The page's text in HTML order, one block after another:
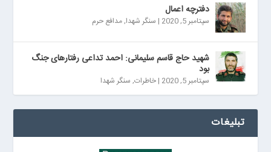
دفترچه اعمال
سپتامبر 5, 2020 | سنگر شهدا,مدافع حرم
شهید حاج قاسم سلیمانی: احمد تداعی رفتارهای جنگ
بود
سپتامبر 5, 2020 |خاطرات, سنگر شهدا
تبلیغات